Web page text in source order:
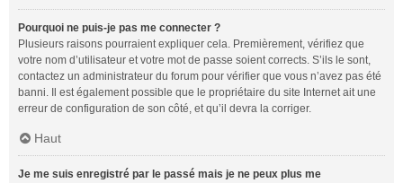
Pourquoi ne puis-je pas me connecter ?
Plusieurs raisons pourraient expliquer cela. Premièrement, vérifiez que
votre nom d’utilisateur et votre mot de passe soient corrects. S’ils le sont,
contactez un administrateur du forum pour vérifier que vous n’avez pas été
banni. Il est également possible que le propriétaire du site Internet ait une
erreur de configuration de son côté, et qu’il devra la corriger.
Haut
Je me suis enregistré par le passé mais je ne peux plus me